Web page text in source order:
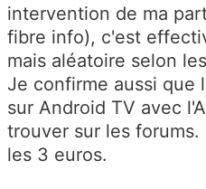
intervention de ma
fibre info), c'est
mais aléatoire selon
Je confirme aussi que
sur Android TV avec
trouver sur les
les 3 euros.